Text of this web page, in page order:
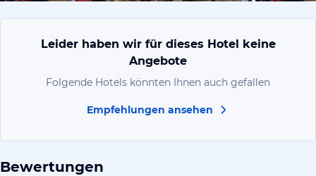
Leider haben wir für dieses Hotel keine
Angebote
Folgende Hotels könnten Ihnen auch gefallen
Empfehlungen ansehen
Bewertungen